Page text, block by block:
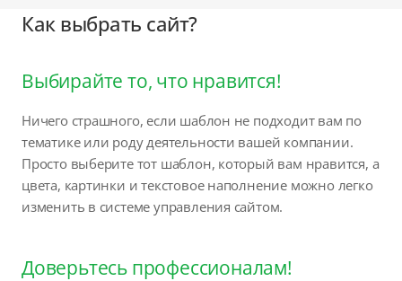
Как выбрать сайт?
Выбирайте то, что нравится!
Ничего страшного, если шаблон не подходит вам по
тематике или роду деятельности вашей компании.
Просто выберите тот шаблон, который вам нравится, а
цвета, картинки и текстовое наполнение можно легко
изменить в системе управления сайтом.
Доверьтесь профессионалам!